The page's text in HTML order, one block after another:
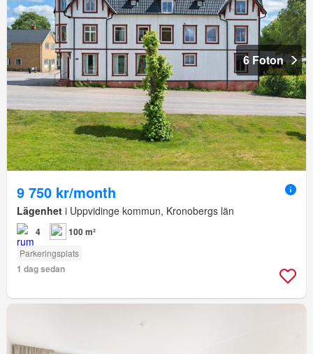
6 Foton
9 750 kr/month
Lägenhet i Uppvidinge kommun, Kronobergs län
4 100 m²
Parkeringsplats
1 dag sedan